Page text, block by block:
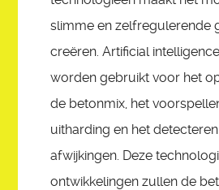
slimme en zelfregulerende
creëren. Artificial
worden gebruikt voor het
de betonmix, het
uitharding en het
afwijkingen. Deze
ontwikkelingen zullen de